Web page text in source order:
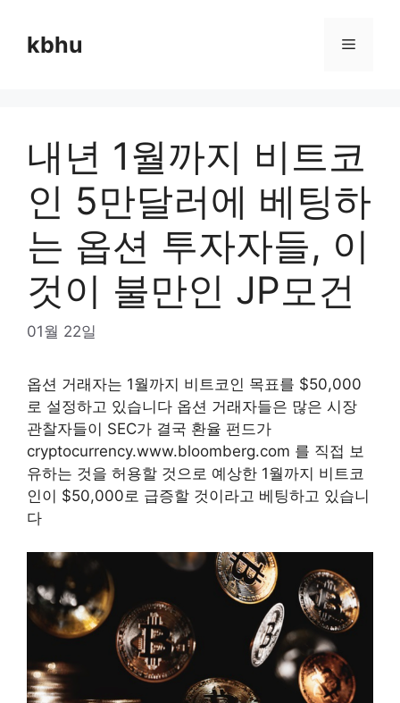
contentkbhu Menu
내년 1월까지 비트코
인 5만달러에 베팅하
는 옵션 투자자들, 이
것이 불만인 JP모건
01월 22일
옵션 거래자는 1월까지 비트코인 목표를 $50,000
로 설정하고 있습니다 옵션 거래자들은 많은 시장
관찰자들이 SEC가 결국 환율 펀드가
cryptocurrency.www.bloomberg.com 를 직접 보
유하는 것을 허용할 것으로 예상한 1월까지 비트코
인이 $50,000로 급증할 것이라고 베팅하고 있습니
다